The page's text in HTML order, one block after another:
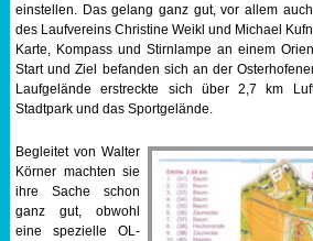
einstellen. Das gelang ganz gut, vor allem
des Laufvereins Christine Weikl und Michael
Karte, Kompass und Stirnlampe an einem
Start und Ziel befanden sich an der
Laufgelände erstreckte sich über 2,7 km
Stadtpark und das Sportgelände.
Begleitet von Walter
Körner machten sie
ihre Sache schon
ganz gut, obwohl
eine spezielle OL-
Tempo & Gymnastik